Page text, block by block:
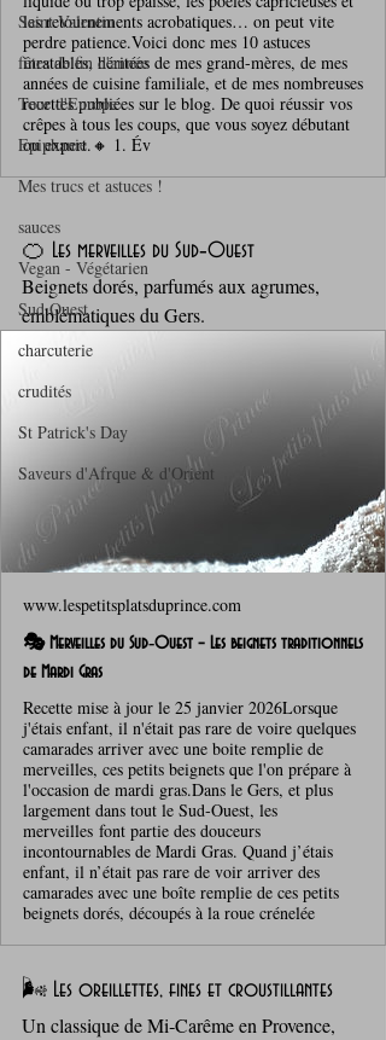
Saint Valentin
fêtes de fin d'année
Tour d'Europe
Epiphanie
Mes trucs et astuces !
sauces
Vegan - Végétarien
Sud Ouest
charcuterie
crudités
St Patrick's Day
Saveurs d'Afrque & d'Orient
les retournements acrobatiques… on peut vite
perdre patience.Voici donc mes 10 astuces
inratables, héritées de mes grand-mères, de mes
années de cuisine familiale, et de mes nombreuses
recettes publiées sur le blog. De quoi réussir vos
crêpes à tous les coups, que vous soyez débutant
ou expert.🔸 1. Év
🍊 Les merveilles du Sud‑Ouest
Beignets dorés, parfumés aux agrumes,
emblématiques du Gers.
www.lespetitsplatsduprince.com
🎭 Merveilles du Sud‑Ouest – Les beignets traditionnels
de Mardi Gras
Recette mise à jour le 25 janvier 2026Lorsque
j'étais enfant, il n'était pas rare de voire quelques
camarades arriver avec une boite remplie de
merveilles, ces petits beignets que l'on prépare à
l'occasion de mardi gras.Dans le Gers, et plus
largement dans tout le Sud‑Ouest, les
merveilles font partie des douceurs
incontournables de Mardi Gras. Quand j’étais
enfant, il n’était pas rare de voir arriver des
camarades avec une boîte remplie de ces petits
beignets dorés, découpés à la roue crénelée
🌬️ Les oreillettes, fines et croustillantes
Un classique de Mi‑Carême en Provence,